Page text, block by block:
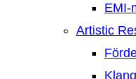
EMI-
Artistic